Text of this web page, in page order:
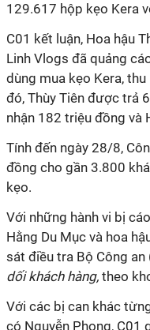
129.617 hộp kẹo Kera
C01 kết luận, Hoa hậu
Linh Vlogs đã quảng
dùng mua kẹo Kera,
đó, Thùy Tiên được trả
nhận 182 triệu đồng và
Tính đến ngày 28/8,
đồng cho gần 3.800
kẹo.
Với những hành vi bị
Hằng Du Mục và hoa
sát điều tra Bộ Công
dối khách hàng, theo
Với các bị can khác
có Nguyễn Phong, C01